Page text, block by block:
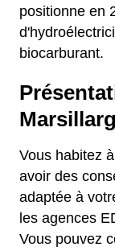
positionne en
biocarburant.
Vous habitez
avoir des
adaptée à
les agences
Vous pouvez